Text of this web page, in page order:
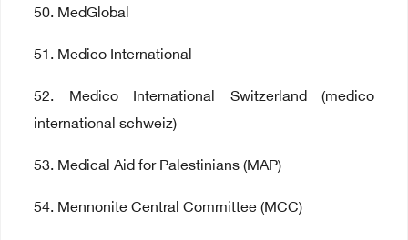
50. MedGlobal
51 . Medico International
52. Medico International Switzerland (medico
international schweiz)
53. Medical Aid for Palestinians (MAP)
54. Mennonite Central Committee (MCC)